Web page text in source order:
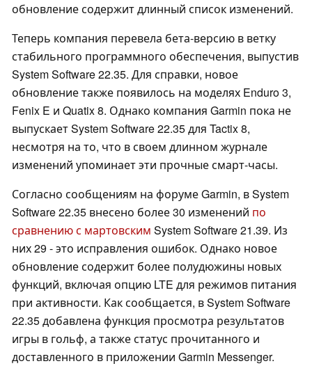
обновление содержит длинный список изменений.
Теперь компания перевела бета-версию в ветку
стабильного программного обеспечения, выпустив
System Software 22.35. Для справки, новое
обновление также появилось на моделях Enduro 3,
Fenix E и Quatix 8. Однако компания Garmin пока не
выпускает System Software 22.35 для Tactix 8,
несмотря на то, что в своем длинном журнале
изменений упоминает эти прочные смарт-часы.
Согласно сообщениям на форуме Garmin, в System
Software 22.35 внесено более 30 изменений по
сравнению с мартовским System Software 21.39. Из
них 29 - это исправления ошибок. Однако новое
обновление содержит более полудюжины новых
функций, включая опцию LTE для режимов питания
при активности. Как сообщается, в System Software
22.35 добавлена функция просмотра результатов
игры в гольф, а также статус прочитанного и
доставленного в приложении Garmin Messenger.